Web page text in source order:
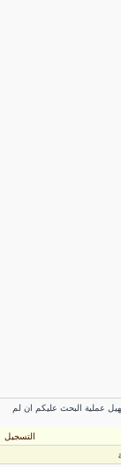
عملية البحث عليكم ان لم
التسجيل